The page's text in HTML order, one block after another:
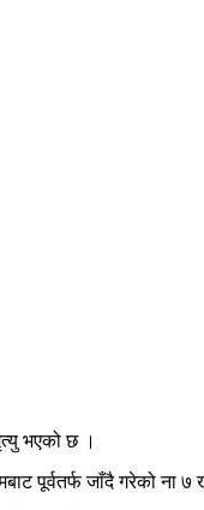
भएको छ ।
पूर्वतर्फ जाँदै गरेको